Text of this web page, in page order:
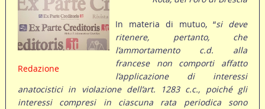
Redazione
In materia di mutuo, “si deve
ritenere, pertanto, che
l’ammortamento c.d. alla
francese non comporti affatto
l’applicazione di interessi
anatocistici in violazione dell’art. 1283 c.c., poiché gli
interessi compresi in ciascuna rata periodica sono